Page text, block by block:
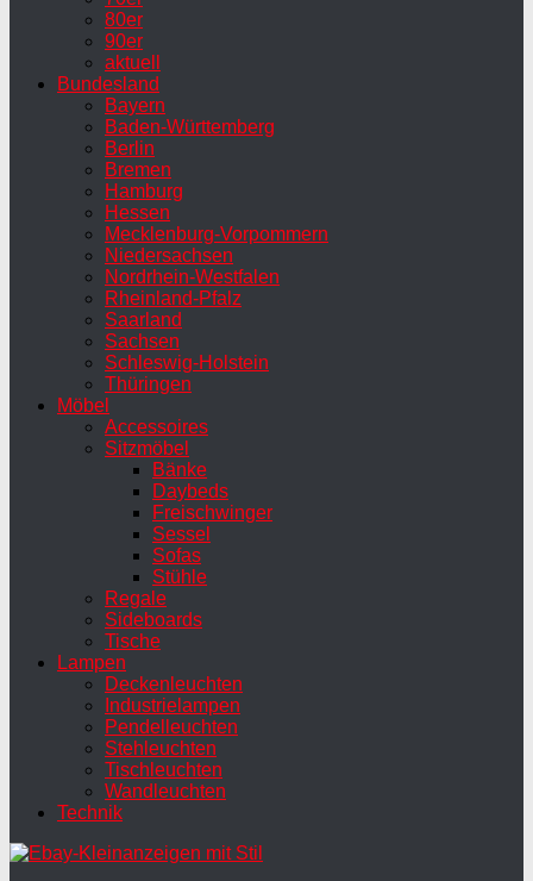
80er
90er
aktuell
Bundesland
Bayern
Baden-Württemberg
Berlin
Bremen
Hamburg
Hessen
Mecklenburg-Vorpommern
Niedersachsen
Nordrhein-Westfalen
Rheinland-Pfalz
Saarland
Sachsen
Schleswig-Holstein
Thüringen
Möbel
Accessoires
Sitzmöbel
Bänke
Daybeds
Freischwinger
Sessel
Sofas
Stühle
Regale
Sideboards
Tische
Lampen
Deckenleuchten
Industrielampen
Pendelleuchten
Stehleuchten
Tischleuchten
Wandleuchten
Technik